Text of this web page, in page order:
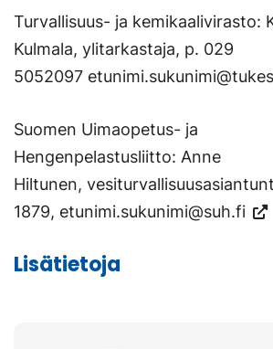
Turvallisuus- ja kemikaalivirasto:
Kulmala, ylitarkastaja, p. 029
5052097
Suomen Uimaopetus- ja
Hengenpelastusliitto: Anne
Hiltunen,
1879, etunimi.sukunimi@suh.fi
Lisätietoja